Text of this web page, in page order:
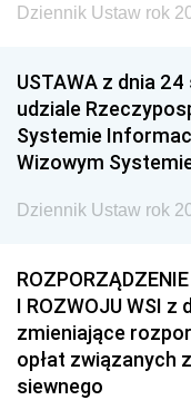
Dziennik Ustaw rok
USTAWA z dnia
udziale
Systemie
Wizowym
Dziennik Ustaw rok
I ROZWOJU WSI z
zmieniające
opłat związanych
siewnego